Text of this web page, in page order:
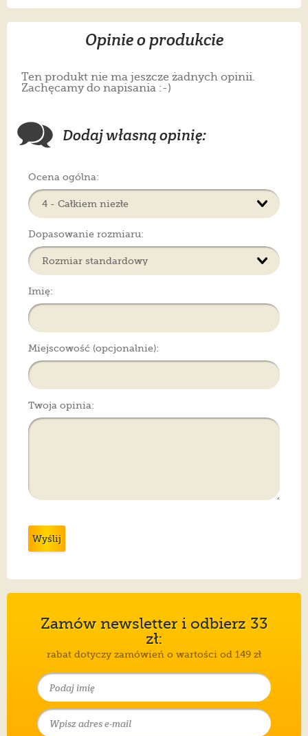
Opinie o produkcie
Ten produkt nie ma jeszcze żadnych opinii.
Zachęcamy do napisania :-)
Dodaj własną opinię:
Ocena ogólna:
Dopasowanie rozmiaru:
Imię:
Miejscowość (opcjonalnie):
Twoja opinia:
Wyślij
Zamów newsletter i odbierz 33
zł:
rabat dotyczy zamówień o wartości od 149 zł